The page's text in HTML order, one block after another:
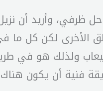
ظرفي، وأريد أن
الأخرى لكن كل ما
ولذلك هو في
فنية أن يكون